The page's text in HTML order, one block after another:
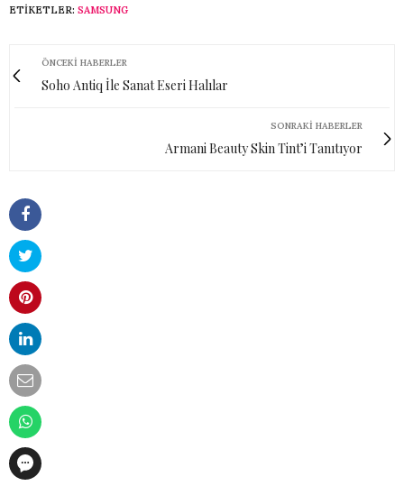
ETIKETLER: SAMSUNG
ÖNCEKI HABERLER
Soho Antiq İle Sanat Eseri Halılar
SONRAKI HABERLER
Armani Beauty Skin Tint’i Tanıtıyor